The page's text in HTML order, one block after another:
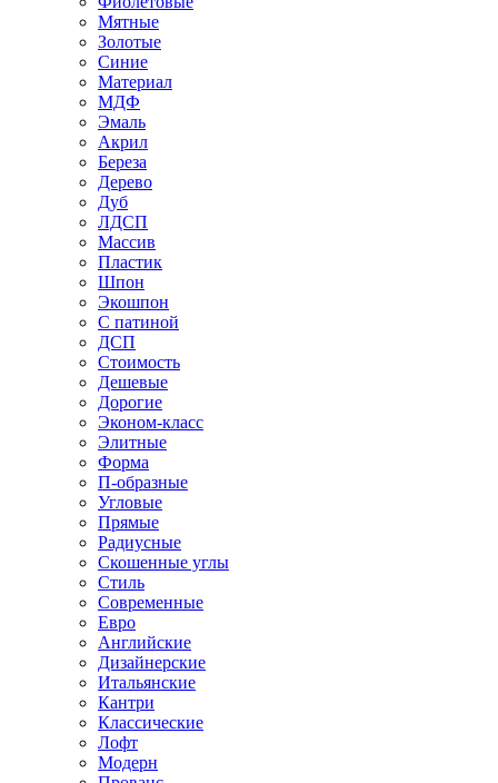
Мятные
Золотые
Синие
Материал
МДФ
Эмаль
Акрил
Береза
Дерево
Дуб
ЛДСП
Массив
Пластик
Шпон
Экошпон
С патиной
ДСП
Стоимость
Дешевые
Дорогие
Эконом-класс
Элитные
Форма
П-образные
Угловые
Прямые
Радиусные
Скошенные углы
Стиль
Современные
Евро
Английские
Дизайнерские
Итальянские
Кантри
Классические
Лофт
Модерн